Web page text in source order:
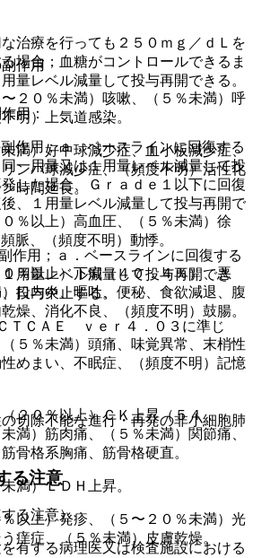
作用
２０％未満）咳嗽、（５％未満）呼
明）上気道感染。
満）好中球減少症、血小板減少症、
ンパ球減少症、（頻度不明）活性化
時間延長。
％以上）高血圧、（５％未満）徐
脈、（頻度不明）動悸。
％以上）下痢（４０．４％）、悪
口内炎、嘔吐、便秘、食欲減退、腹
燥、消化不良、（頻度不明）鼓腸。
５％未満）頭痛、味覚異常、末梢性
めまい、不眠症、（頻度不明）記憶
２０％以上）ＣＫ上昇（５４．
満）筋肉痛、（５％未満）関節痛、
骨格系胸痛、筋骨格硬直。
満）ＬＤＨ上昇。
以上）発疹、（５〜２０％未満）光
痒症、（５％未満）皮膚乾燥。
治療を行っても２５０ｍｇ／ｄＬを
場合；血糖がコントロールできるま
量レベル減量して投与再開できる。
用：
作用；ａ．ベースラインに回復する
一用量又は１用量レベル減量して投
した場合、Ｇｒａｄｅ１以下に回復
、１用量レベル減量して投与再開で
用；ａ．ベースラインに回復する
用量レベル減量して投与再開でき
投与中止する。
ＴＣＡＥ ｖｅｒ４．０３に準じ
切除不能な進行・再発の非小細胞肺
る注意
る注意）
有する病理医又は検査施設における